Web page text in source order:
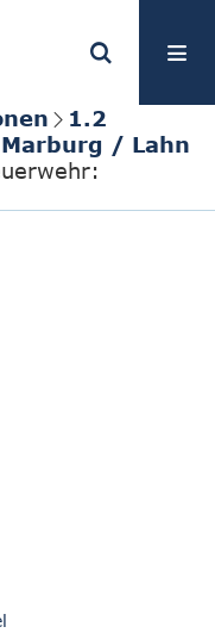
1.2
/ Lahn